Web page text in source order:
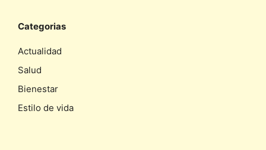
Categorias
Actualidad
Salud
Bienestar
Estilo de vida